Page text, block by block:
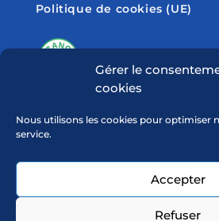
Gérer le
cookies
Nous utilisons les cookies pour optimiser
service.
Accepter
Refuser
Politique de cookies (UE)
SUIVEZ-NOUS SUR